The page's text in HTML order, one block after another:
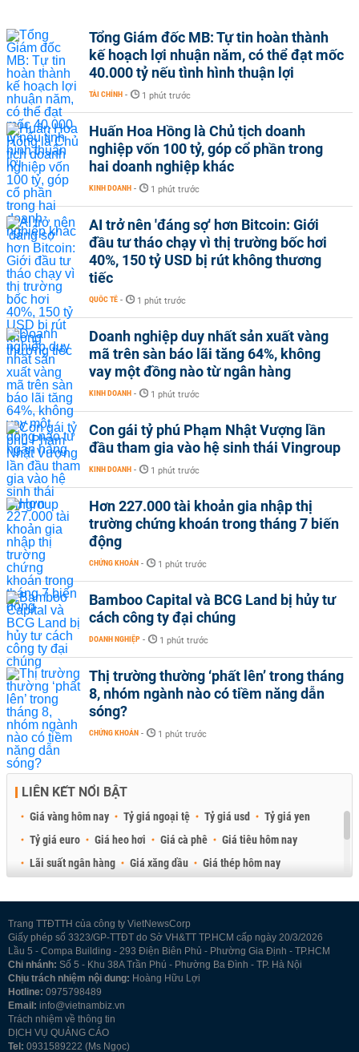
Tổng Giám đốc MB: Tự tin hoàn thành
kế hoạch lợi nhuận năm, có thể đạt mốc
40.000 tỷ nếu tình hình thuận lợi
TÀI CHÍNH - 1 phút trước
Huấn Hoa Hồng là Chủ tịch doanh
nghiệp vốn 100 tỷ, góp cổ phần trong
hai doanh nghiệp khác
KINH DOANH - 1 phút trước
AI trở nên 'đáng sợ' hơn Bitcoin: Giới
đầu tư tháo chạy vì thị trường bốc hơi
40%, 150 tỷ USD bị rút không thương
tiếc
QUỐC TẾ - 1 phút trước
Doanh nghiệp duy nhất sản xuất vàng
mã trên sàn báo lãi tăng 64%, không
vay một đồng nào từ ngân hàng
KINH DOANH - 1 phút trước
Con gái tỷ phú Phạm Nhật Vượng lần
đầu tham gia vào hệ sinh thái Vingroup
KINH DOANH - 1 phút trước
Hơn 227.000 tài khoản gia nhập thị
trường chứng khoán trong tháng 7 biến
động
CHỨNG KHOÁN - 1 phút trước
Bamboo Capital và BCG Land bị hủy tư
cách công ty đại chúng
DOANH NGHIỆP - 1 phút trước
Thị trường thường ‘phất lên’ trong tháng
8, nhóm ngành nào có tiềm năng dẫn
sóng?
CHỨNG KHOÁN - 1 phút trước
LIÊN KẾT NỔI BẬT
Giá vàng hôm nay Tỷ giá ngoại tệ Tỷ giá usd
Tỷ giá yen
Tỷ giá euro
Giá heo hơi Giá cà phê
Giá tiêu hôm nay
Lãi suất ngân hàng
Giá xăng dầu
Giá thép hôm nay
Trang TTĐTTH của công ty VietNewsCorp
Giấy phép số 3323/GP-TTĐT do Sở VH&TT TP.HCM cấp ngày 20/3/2026
Lầu 5 - Compa Building - 293 Điện Biên Phủ - Phường Gia Định - TP.HCM
Chi nhánh: Số 5 - Khu 38A Trần Phú - Phường Ba Đình - TP. Hà Nội
Chịu trách nhiệm nội dung: Hoàng Hữu Lợi
Hotline: 0975798489
Email: info@vietnambiz.vn
Trách nhiệm về thông tin
DỊCH VỤ QUẢNG CÁO
Tel: 0931589222 (Ms Ngọc)